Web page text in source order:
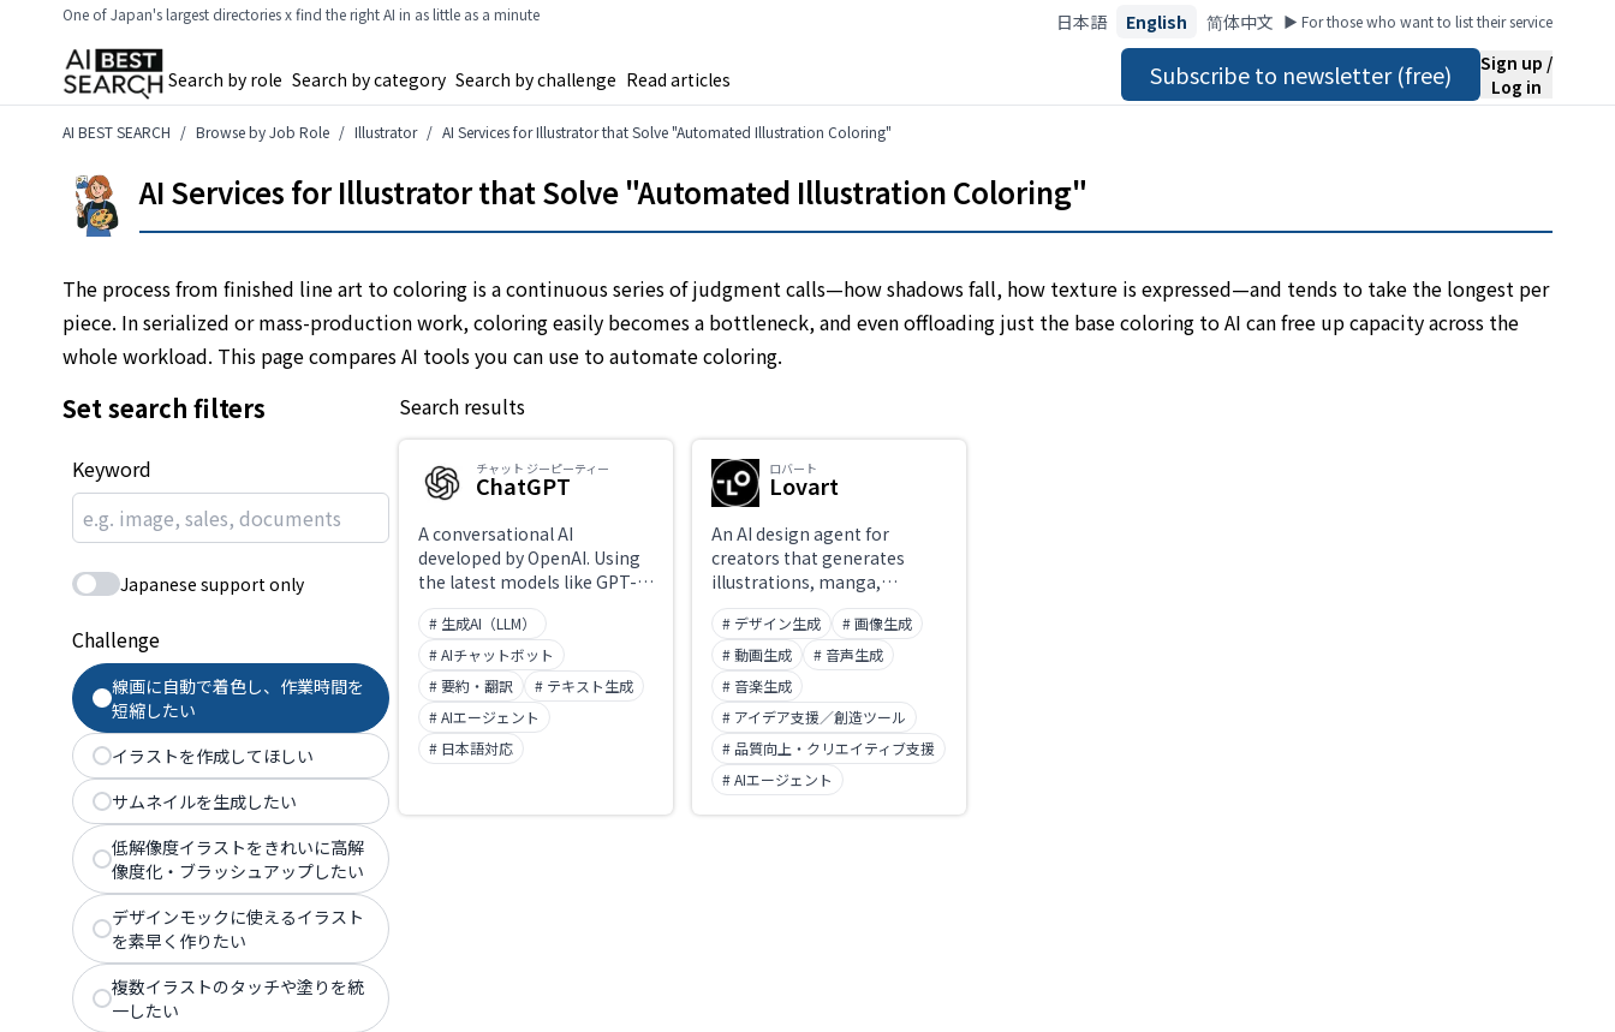
One of Japan's largest directories x find the right AI in as little as a minute 日本語 English 简体中文 ▶︎ For those who want to list their service
Search by role Search by category Search by challenge Read articles Subscribe to newsletter (free)
Sign up /
Log in
AI BEST SEARCH Browse by Job Role Illustrator AI Services for Illustrator that Solve "Automated Illustration Coloring"
AI Services for Illustrator that Solve "Automated Illustration Coloring"
The process from finished line art to coloring is a continuous series of judgment calls—how shadows fall, how texture is expressed—and tends to take the longest per
piece. In serialized or mass-production work, coloring easily becomes a bottleneck, and even offloading just the base coloring to AI can free up capacity across the
whole workload. This page compares AI tools you can use to automate coloring.
Set search filters
Keyword
Japanese support only
Challenge
線画に自動で着色し、作業時間を
短縮したい
イラストを作成してほしい
サムネイルを生成したい
低解像度イラストをきれいに高解
像度化・ブラッシュアップしたい
デザインモックに使えるイラスト
を素早く作りたい
複数イラストのタッチや塗りを統
一したい
Search results
チャット ジーピーティー
ChatGPT
A conversational AI
developed by OpenAI. Using
the latest models like GPT-
4o and o3, it supports text,
image, and voice
conversations, file analysis,
web search, and code
generation and execution.
'Projects' enable custom
instructions, while the
and code. Widely integrated
# 生成AI（LLM）
# AIチャットボット
# 要約・翻訳
# テキスト生成
# AIエージェント
# 日本語対応
ロバート
Lovart
An AI design agent for
creators that generates
illustrations, manga,
concept art, and stickers
from text or reference
images while maintaining
consistent character design
and visual style. Goes beyond
simple image generation
with 'character consistency'
across a series and a wide
selection of art styles.
# デザイン生成
# 画像生成
# 動画生成
# 音声生成
# 音楽生成
# アイデア支援／創造ツール
# 品質向上・クリエイティブ支援
# AIエージェント